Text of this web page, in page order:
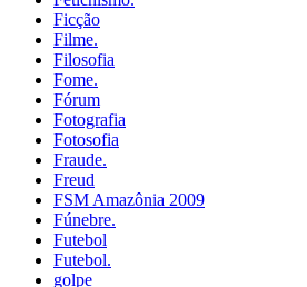
Ficção
Filme.
Filosofia
Fome.
Fórum
Fotografia
Fotosofia
Fraude.
Freud
FSM Amazônia 2009
Fúnebre.
Futebol
Futebol.
golpe